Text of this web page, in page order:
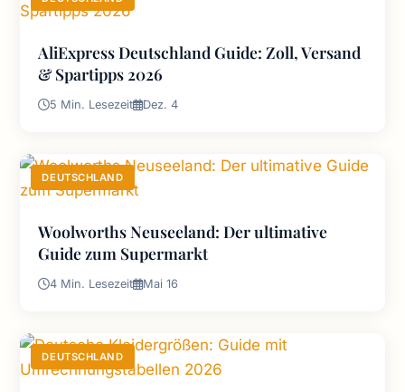
AliExpress Deutschland Guide: Zoll, Versand
& Spartipps 2026
5 Min. Lesezeit Dez. 4
DEUTSCHLAND
Woolworths Neuseeland: Der ultimative
Guide zum Supermarkt
4 Min. Lesezeit Mai 16
DEUTSCHLAND